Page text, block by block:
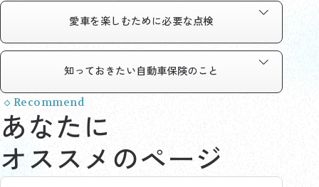
愛車を楽しむために必要な点検
知っておきたい 自動車保険のこと
Recommend
あなたに
オススメのページ